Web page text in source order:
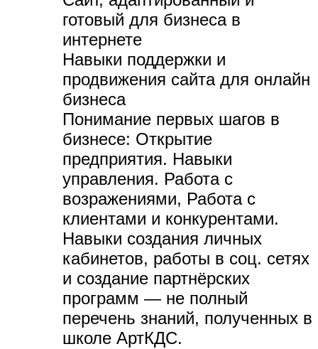
готовый для бизнеса в
интернете
Навыки поддержки и
продвижения сайта для онлайн
бизнеса
Понимание первых шагов в
бизнесе: Открытие
предприятия. Навыки
управления. Работа с
возражениями, Работа с
клиентами и конкурентами.
Навыки создания личных
кабинетов, работы в соц. сетях
и создание партнёрских
программ — не полный
перечень знаний, полученных в
школе АртКДС.